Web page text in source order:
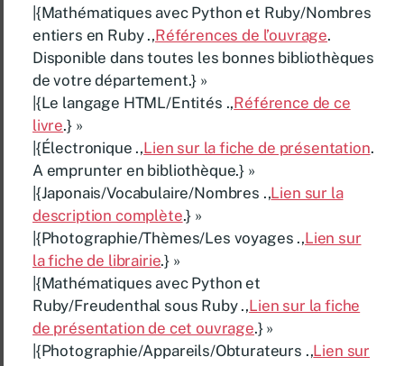
|{Mathématiques avec Python et Ruby/Nombres
entiers en Ruby .,Références de l’ouvrage.
Disponible dans toutes les bonnes bibliothèques
de votre département.} »
|{Le langage HTML/Entités .,Référence de ce
livre.} »
|{Électronique .,Lien sur la fiche de présentation.
A emprunter en bibliothèque.} »
|{Japonais/Vocabulaire/Nombres .,Lien sur la
description complète.} »
|{Photographie/Thèmes/Les voyages .,Lien sur
la fiche de librairie.} »
|{Mathématiques avec Python et
Ruby/Freudenthal sous Ruby .,Lien sur la fiche
de présentation de cet ouvrage.} »
|{Photographie/Appareils/Obturateurs .,Lien sur